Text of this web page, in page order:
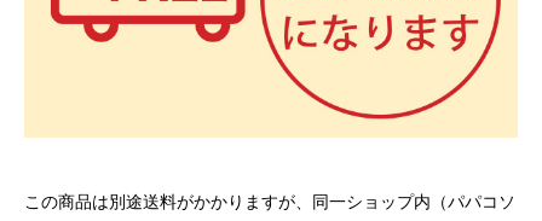
この商品は別途送料がかかりますが、同一ショップ内（パパコソ